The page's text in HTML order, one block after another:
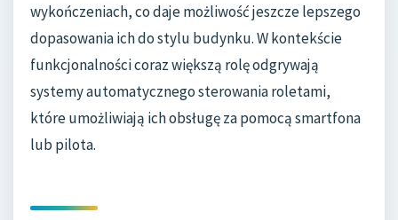
wykończeniach, co daje możliwość jeszcze lepszego
dopasowania ich do stylu budynku. W kontekście
funkcjonalności coraz większą rolę odgrywają
systemy automatycznego sterowania roletami,
które umożliwiają ich obsługę za pomocą smartfona
lub pilota.